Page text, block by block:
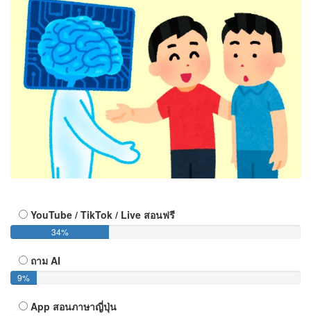
YouTube / TikTok / Live สอนฟรี
34%
ถาม AI
9%
App สอนภาษาญี่ปุ่น